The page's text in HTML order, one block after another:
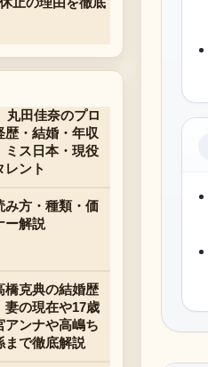
丸田佳奈のプロ
歴・結婚・年収
ミス日本・現役
レント
み方・種類・価
ー解説
橋克典の結婚歴
妻の現在や17歳
アンナや高嶋ち
まで徹底解説